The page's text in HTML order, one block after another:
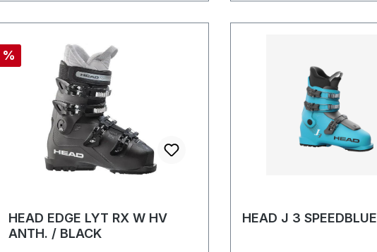
Rabatt
%
HEAD EDGE LYT RX W HV
ANTH. / BLACK
HEAD J 3 SPEEDBLUE